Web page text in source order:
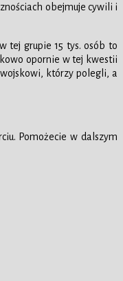
obejmuje cywili i
tej grupie 15 tys. osób to
opornie w tej kwestii
którzy polegli, a
Pomożecie w dalszym